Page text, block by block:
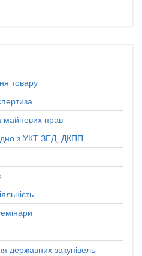
товару
майнових прав
з УКТ ЗЕД, ДКПП
державних закупівель